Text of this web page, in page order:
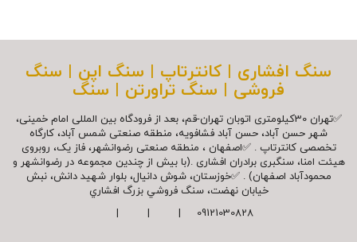
سنگ افشاری | کانترتاپ | سنگ اپن | سنگ
فروشی | سنگ تراورتن | سنگ
✅تهران 30کیلومتری اتوبان تهران-قم، بعد از فرودگاه بین المللی امام خمینی،
شهر حسن آباد، حسن آباد فشافویه، منطقه صنعتی شمس آباد، کارگاه
تخصصی کانترتاپ . ✅اصفهان ، منطقه صنعتی رضوانشهر، فاز یک، روبروی
هیئت امنا، سنگبری برادران افشاری .(با بیش از چندین مجموعه در رضوانشهر و
محمودآباد اصفهان) . ✅خوزستان، شوش دانیال، بلوار شهيد دانش، نبش
خیابان نهضت، سنگ فروشي بزرگ افشاري
09121030828 | | |